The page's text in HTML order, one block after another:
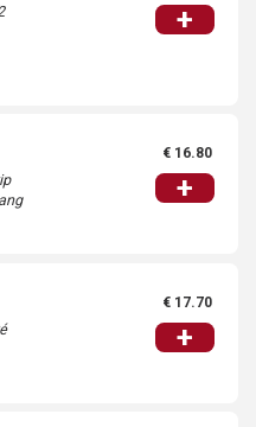
+
€ 16.80
+
€ 17.70
+